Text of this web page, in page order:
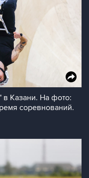
Казани. На фото:
соревнований.